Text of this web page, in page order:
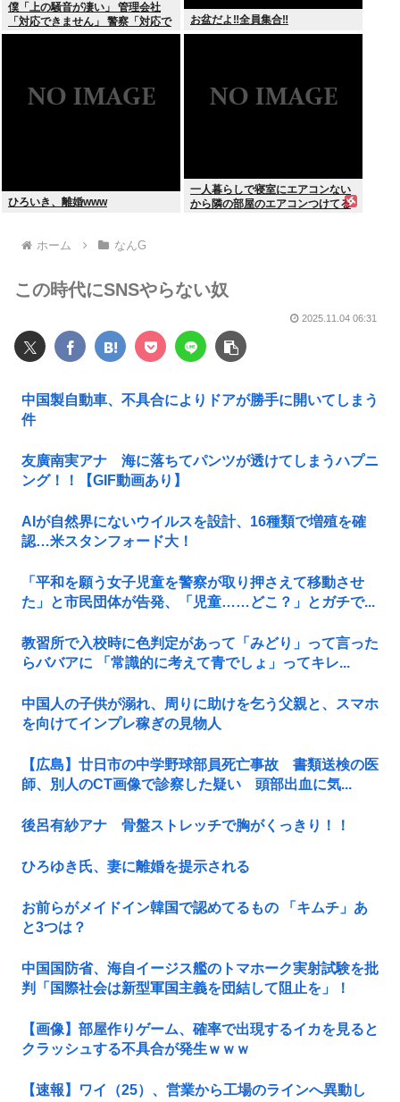
僕「上の騒音が凄い」 管理会社
「対応できません」 警察「対応で
きません」
お盆だよ‼全員集合‼
ひろいき、離婚www
一人暮らしで寝室にエアコンない
から隣の部屋のエアコンつけてる
ホーム なんG
この時代にSNSやらない奴
2025.11.04 06:31
中国製自動車、不具合によりドアが勝手に開いてしまう
件
友廣南実アナ 海に落ちてパンツが透けてしまうハプニ
ング！！【GIF動画あり】
AIが自然界にないウイルスを設計、16種類で増殖を確
認…米スタンフォード大！
「平和を願う女子児童を警察が取り押さえて移動させ
た」と市民団体が告発、「児童……どこ？」とガチで...
教習所で入校時に色判定があって「みどり」って言った
らババアに 「常識的に考えて青でしょ」ってキレ...
中国人の子供が溺れ、周りに助けを乞う父親と、スマホ
を向けてインプレ稼ぎの見物人
【広島】廿日市の中学野球部員死亡事故 書類送検の医
師、別人のCT画像で診察した疑い 頭部出血に気...
後呂有紗アナ 骨盤ストレッチで胸がくっきり！！
ひろゆき氏、妻に離婚を提示される
お前らがメイドイン韓国で認めてるもの 「キムチ」あ
と3つは？
中国国防省、海自イージス艦のトマホーク実射試験を批
判「国際社会は新型軍国主義を団結して阻止を」！
【画像】部屋作りゲーム、確率で出現するイカを見ると
クラッシュする不具合が発生ｗｗｗ
【速報】ワイ（25）、営業から工場のラインへ異動し